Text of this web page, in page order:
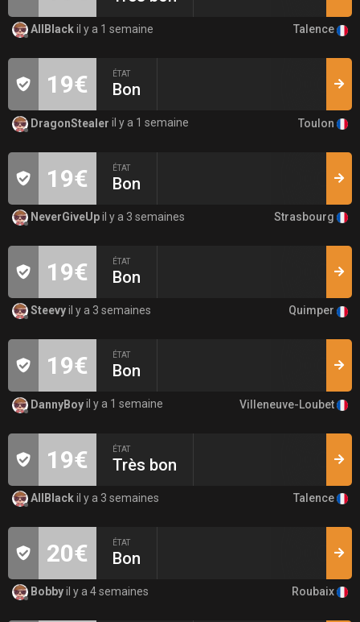
AllBlackil y a 1 semaine Talence
19€ ÉTAT
Bon
DragonStealer il y a 1 semaine Toulon
19€ ÉTAT
Bon
NeverGiveUpil y a 3 semaines Strasbourg
19€ ÉTAT
Bon
Steevyil y a 3 semaines Quimper
19€ ÉTAT
Bon
DannyBoyil y a 1 semaine Villeneuve-Loubet
19€ ÉTAT
Très bon
AllBlackil y a 3 semaines Talence
20€ ÉTAT
Bon
Bobbyil y a 4 semaines Roubaix